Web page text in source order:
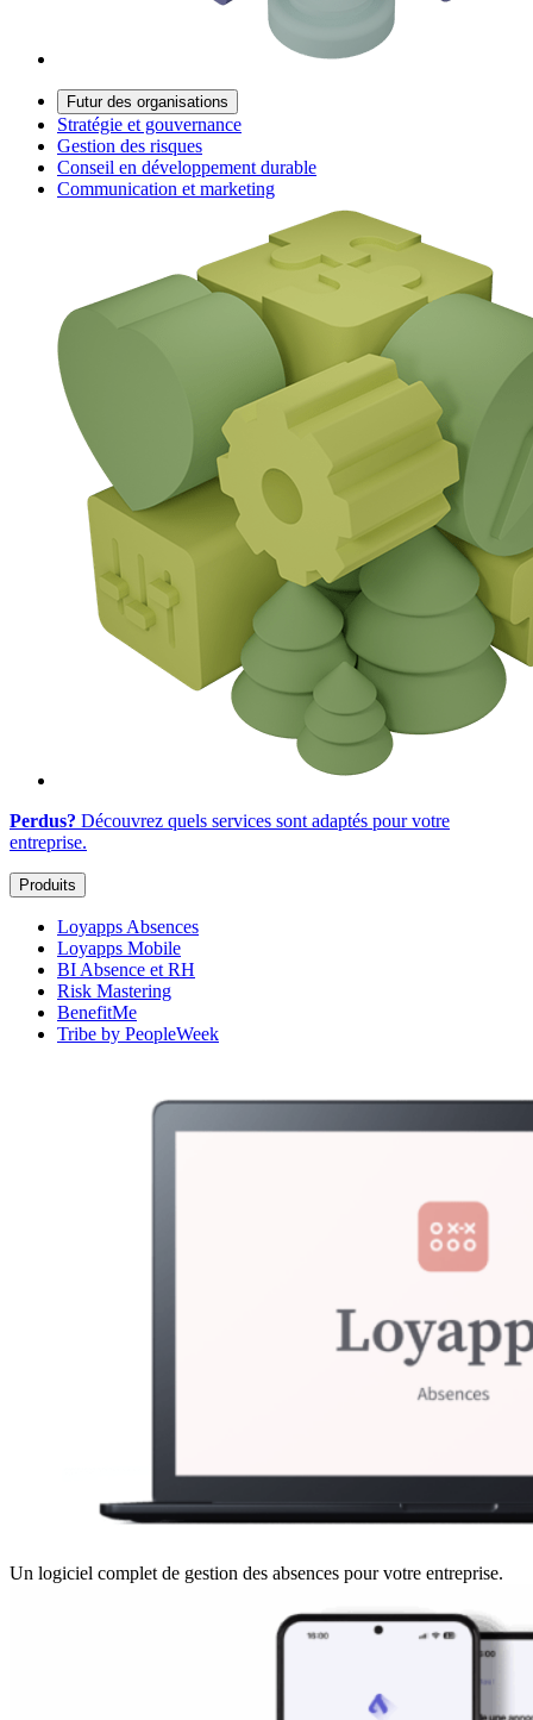
Futur des organisations
Stratégie et gouvernance
Gestion des risques
Conseil en développement durable
Communication et marketing
Perdus? Découvrez quels services sont adaptés pour votre
entreprise.
Produits
Loyapps Absences
Loyapps Mobile
BI Absence et RH
Risk Mastering
BenefitMe
Tribe by PeopleWeek
Un logiciel complet de gestion des absences pour votre entreprise.